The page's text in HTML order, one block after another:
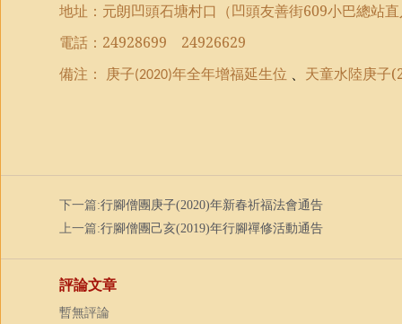
地址：元朗凹頭石塘村口（凹頭友善街609小巴總站
電話： 24928699
24926629
備注： 庚子(2020)年全年增福延生位 、 天童水陸庚子
下一篇:行腳僧團庚子(2020)年新春祈福法會通告
上一篇:行腳僧團己亥(2019)年行腳禪修活動通告
評論文章
暫無評論